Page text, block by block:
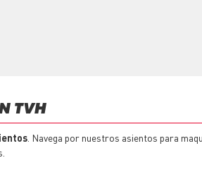
TVH
. Navega por nuestros asientos para